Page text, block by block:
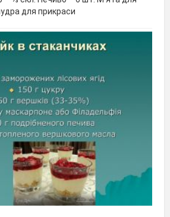
для прикраси